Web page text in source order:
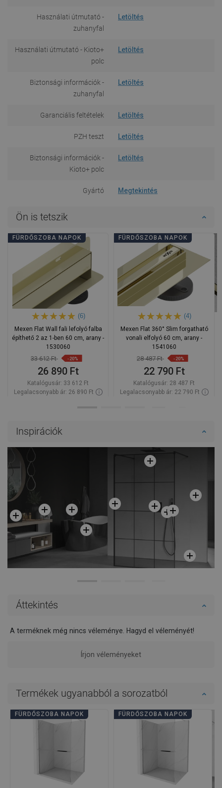
Használati útmutató -
zuhanyfal
Letöltés
Használati útmutató - Kioto+
polc
Letöltés
Biztonsági információk -
zuhanyfal
Letöltés
Garanciális feltételek Letöltés
PZH teszt Letöltés
Biztonsági információk -
Kioto+ polc
Letöltés
Gyártó Megtekintés
Ön is tetszik
FÜRDŐSZOBA NAPOK
(6)
Mexen Flat Wall fali lefolyó falba
építhető 2 az 1-ben 60 cm, arany -
1530060
33 612 Ft -20%
26 890 Ft
Katalógusár: 33 612 Ft
Legalacsonyabb ár: 26 890 Ft
Hasonlítsa
FÜRDŐSZOBA NAPOK
(4)
Mexen Flat 360° Slim forgatható
vonali elfolyó 60 cm, arany -
1541060
28 487 Ft -20%
22 790 Ft
Katalógusár: 28 487 Ft
Legalacsonyabb ár: 22 790 Ft
Inspirációk
Áttekintés
A terméknek még nincs véleménye. Hagyd el véleményét!
Írjon véleményeket
Termékek ugyanabból a sorozatból
FÜRDŐSZOBA NAPOK FÜRDŐSZOBA NAPOK